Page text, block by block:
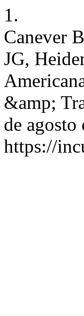
1.
Canever
JG,
&amp;
de
https://